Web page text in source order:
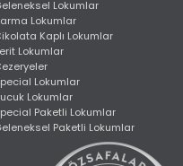
Lokumlar
Lokumlar
Kaplı Lokumlar
Lokumlar
Lokumlar
Lokumlar
Paketli Lokumlar
Paketli Lokumlar